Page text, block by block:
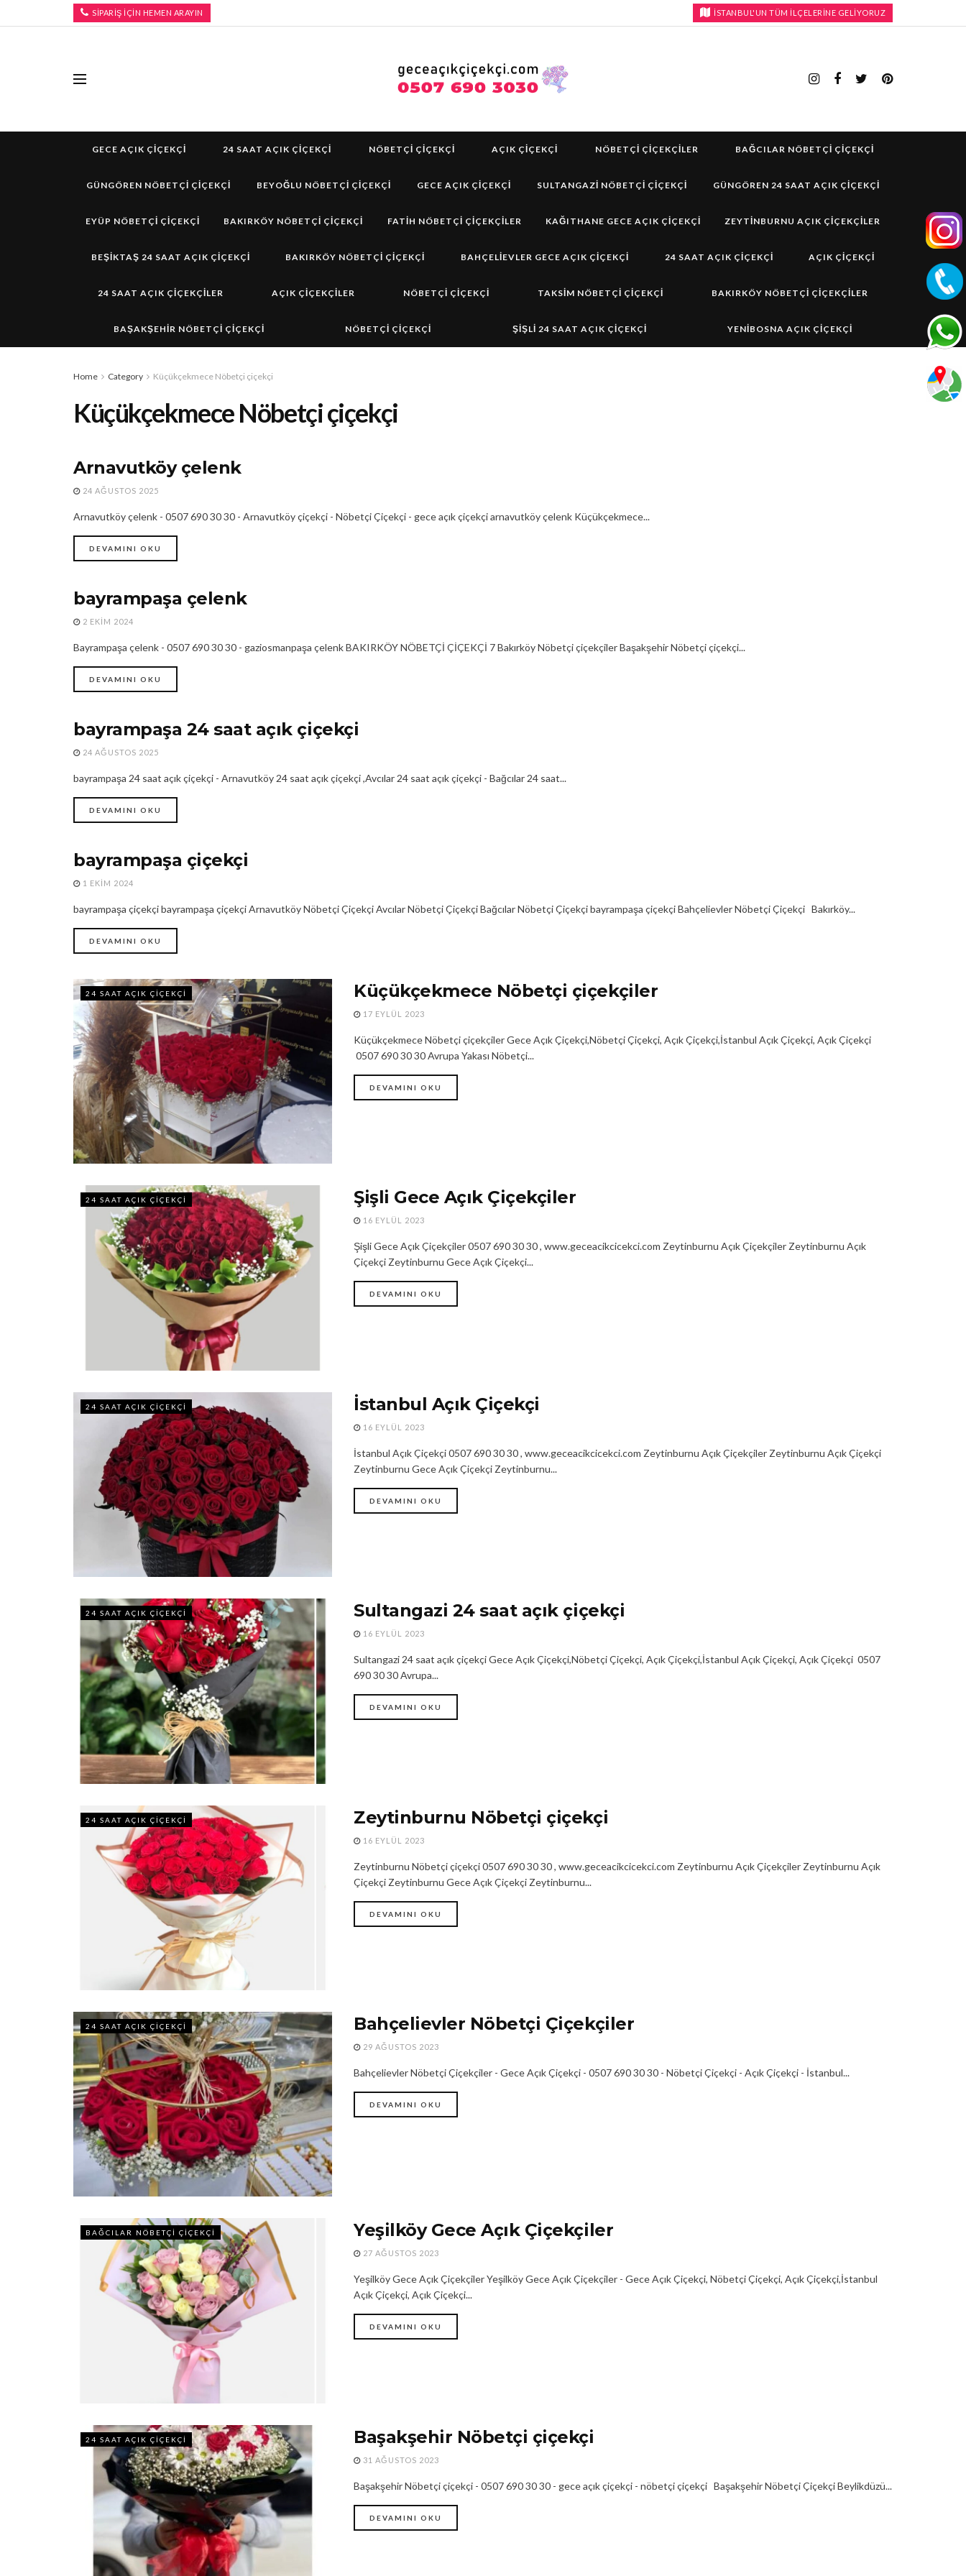
SİPARİŞ İÇİN HEMEN ARAYIN İSTANBUL'UN TÜM İLÇELERİNE GELİYORUZ
GECE AÇIK ÇIÇEKÇI 24 SAAT AÇIK ÇIÇEKÇI NÖBETÇI ÇIÇEKÇI AÇIK ÇIÇEKÇI NÖBETÇI ÇIÇEKÇILER BAĞCILAR NÖBETÇI ÇIÇEKÇI
GÜNGÖREN NÖBETÇI ÇIÇEKÇI BEYOĞLU NÖBETÇI ÇIÇEKÇI GECE AÇIK ÇIÇEKÇI SULTANGAZI NÖBETÇI ÇIÇEKÇI GÜNGÖREN 24 SAAT AÇIK ÇIÇEKÇI
EYÜP NÖBETÇI ÇIÇEKÇI BAKIRKÖY NÖBETÇI ÇIÇEKÇI FATIH NÖBETÇI ÇIÇEKÇILER KAĞITHANE GECE AÇIK ÇIÇEKÇI ZEYTINBURNU AÇIK ÇIÇEKÇILER
BEŞIKTAŞ 24 SAAT AÇIK ÇIÇEKÇI BAKIRKÖY NÖBETÇİ ÇİÇEKÇİ BAHÇELIEVLER GECE AÇIK ÇIÇEKÇI 24 SAAT AÇIK ÇIÇEKÇI AÇIK ÇIÇEKÇI
24 SAAT AÇIK ÇIÇEKÇILER AÇIK ÇIÇEKÇILER NÖBETÇİ ÇİÇEKÇİ TAKSIM NÖBETÇI ÇIÇEKÇI BAKIRKÖY NÖBETÇI ÇIÇEKÇILER
BAŞAKŞEHIR NÖBETÇI ÇIÇEKÇI NÖBETÇİ ÇİÇEKÇİ ŞIŞLI 24 SAAT AÇIK ÇIÇEKÇI YENIBOSNA AÇIK ÇIÇEKÇI
Home Category Küçükçekmece Nöbetçi çiçekçi
Küçükçekmece Nöbetçi çiçekçi
ARNAVUTKÖY ÇELENK
Arnavutköy çelenk
24 AĞUSTOS 2025
Arnavutköy çelenk - 0507 690 30 30 - Arnavutköy çiçekçi - Nöbetçi Çiçekçi - gece açık çiçekçi arnavutköy çelenk Küçükçekmece...
DEVAMINI OKU
24 SAAT AÇIK ÇIÇEKÇI
bayrampaşa çelenk
2 EKIM 2024
Bayrampaşa çelenk - 0507 690 30 30 - gaziosmanpaşa çelenk BAKIRKÖY NÖBETÇİ ÇİÇEKÇİ 7 Bakırköy Nöbetçi çiçekçiler Başakşehir Nöbetçi çiçekçi...
DEVAMINI OKU
24 SAAT AÇIK ÇIÇEKÇI
bayrampaşa 24 saat açık çiçekçi
24 AĞUSTOS 2025
bayrampaşa 24 saat açık çiçekçi - Arnavutköy 24 saat açık çiçekçi ,Avcılar 24 saat açık çiçekçi - Bağcılar 24 saat...
DEVAMINI OKU
24 SAAT AÇIK ÇIÇEKÇILER
bayrampaşa çiçekçi
1 EKIM 2024
bayrampaşa çiçekçi bayrampaşa çiçekçi Arnavutköy Nöbetçi Çiçekçi Avcılar Nöbetçi Çiçekçi Bağcılar Nöbetçi Çiçekçi bayrampaşa çiçekçi Bahçelievler Nöbetçi Çiçekçi Bakırköy...
DEVAMINI OKU
24 SAAT AÇIK ÇIÇEKÇI Küçükçekmece Nöbetçi çiçekçiler
17 EYLÜL 2023
Küçükçekmece Nöbetçi çiçekçiler Gece Açık Çiçekçi,Nöbetçi Çiçekçi, Açık Çiçekçi,İstanbul Açık Çiçekçi, Açık Çiçekçi
0507 690 30 30 Avrupa Yakası Nöbetçi...
DEVAMINI OKU
24 SAAT AÇIK ÇIÇEKÇI Şişli Gece Açık Çiçekçiler
16 EYLÜL 2023
Şişli Gece Açık Çiçekçiler 0507 690 30 30 , www.geceacikcicekci.com Zeytinburnu Açık Çiçekçiler Zeytinburnu Açık
Çiçekçi Zeytinburnu Gece Açık Çiçekçi...
DEVAMINI OKU
24 SAAT AÇIK ÇIÇEKÇI İstanbul Açık Çiçekçi
16 EYLÜL 2023
İstanbul Açık Çiçekçi 0507 690 30 30 , www.geceacikcicekci.com Zeytinburnu Açık Çiçekçiler Zeytinburnu Açık Çiçekçi
Zeytinburnu Gece Açık Çiçekçi Zeytinburnu...
DEVAMINI OKU
24 SAAT AÇIK ÇIÇEKÇI Sultangazi 24 saat açık çiçekçi
16 EYLÜL 2023
Sultangazi 24 saat açık çiçekçi Gece Açık Çiçekçi,Nöbetçi Çiçekçi, Açık Çiçekçi,İstanbul Açık Çiçekçi, Açık Çiçekçi 0507
690 30 30 Avrupa...
DEVAMINI OKU
24 SAAT AÇIK ÇIÇEKÇI Zeytinburnu Nöbetçi çiçekçi
16 EYLÜL 2023
Zeytinburnu Nöbetçi çiçekçi 0507 690 30 30 , www.geceacikcicekci.com Zeytinburnu Açık Çiçekçiler Zeytinburnu Açık
Çiçekçi Zeytinburnu Gece Açık Çiçekçi Zeytinburnu...
DEVAMINI OKU
24 SAAT AÇIK ÇIÇEKÇI Bahçelievler Nöbetçi Çiçekçiler
29 AĞUSTOS 2023
Bahçelievler Nöbetçi Çiçekçiler - Gece Açık Çiçekçi - 0507 690 30 30 - Nöbetçi Çiçekçi - Açık Çiçekçi - İstanbul...
DEVAMINI OKU
BAĞCILAR NÖBETÇI ÇIÇEKÇI Yeşilköy Gece Açık Çiçekçiler
27 AĞUSTOS 2023
Yeşilköy Gece Açık Çiçekçiler Yeşilköy Gece Açık Çiçekçiler - Gece Açık Çiçekçi, Nöbetçi Çiçekçi, Açık Çiçekçi,İstanbul
Açık Çiçekçi, Açık Çiçekçi...
DEVAMINI OKU
24 SAAT AÇIK ÇIÇEKÇI Başakşehir Nöbetçi çiçekçi
31 AĞUSTOS 2023
Başakşehir Nöbetçi çiçekçi - 0507 690 30 30 - gece açık çiçekçi - nöbetçi çiçekçi Başakşehir Nöbetçi Çiçekçi Beylikdüzü...
DEVAMINI OKU